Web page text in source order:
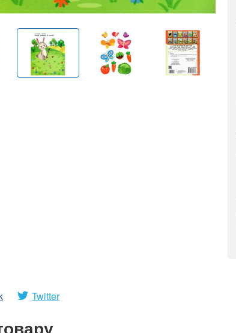
Twitter